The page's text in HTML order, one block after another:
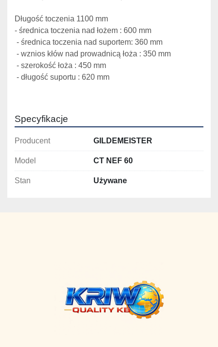
Długość toczenia 1100 mm
- średnica toczenia nad łożem : 600 mm
- średnica toczenia nad suportem: 360 mm
- wznios kłów nad prowadnicą łoża : 350 mm
- szerokość łoża : 450 mm
- długość suportu : 620 mm
Specyfikacje
Producent GILDEMEISTER
Model CT NEF 60
Stan Używane